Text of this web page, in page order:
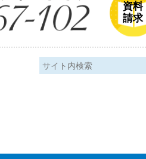
資料
請求